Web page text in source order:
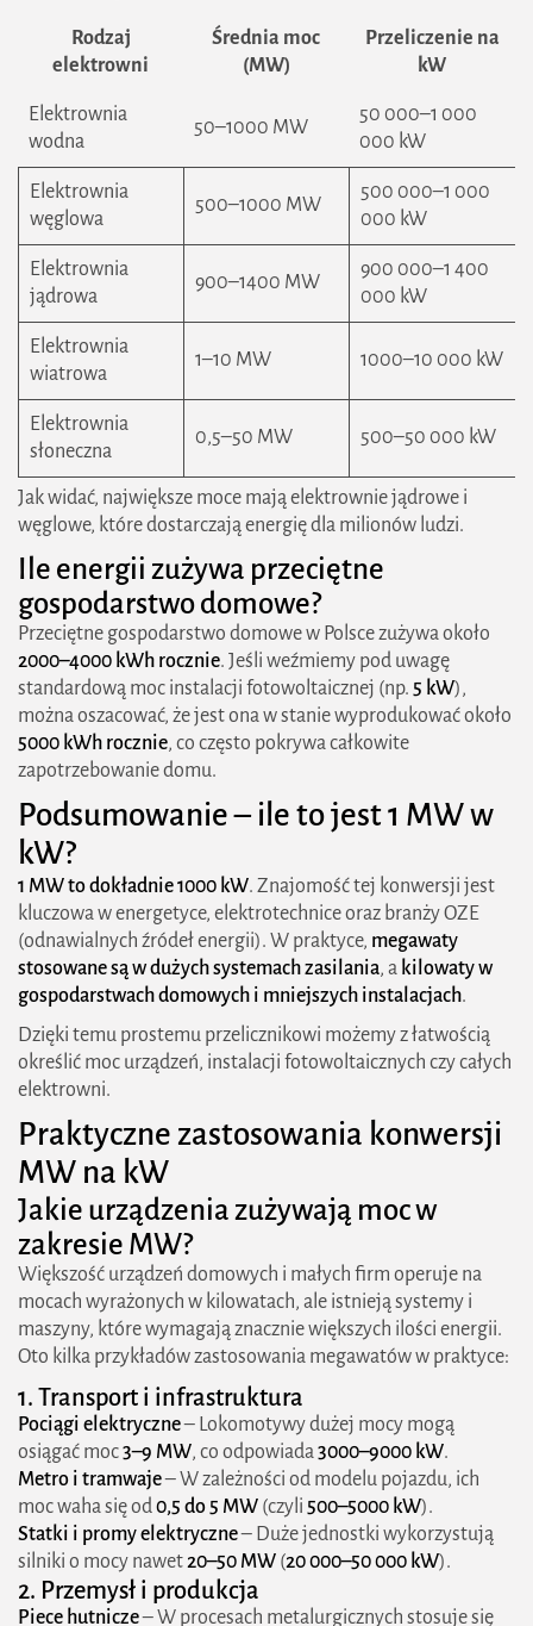
Rodzaj
elektrowni
Średnia moc
(MW)
Przeliczenie na
kW
Elektrownia
wodna
50–1000 MW
50 000–1 000
000 kW
Elektrownia
węglowa
500–1000 MW
500 000–1 000
000 kW
Elektrownia
jądrowa
900–1400 MW
900 000–1 400
000 kW
Elektrownia
wiatrowa
1–10 MW 1000–10 000 kW
Elektrownia
słoneczna
0,5–50 MW 500–50 000 kW
Jak widać, największe moce mają elektrownie jądrowe i
węglowe, które dostarczają energię dla milionów ludzi.
Ile energii zużywa przeciętne
gospodarstwo domowe?
Przeciętne gospodarstwo domowe w Polsce zużywa około
2000–4000 kWh rocznie. Jeśli weźmiemy pod uwagę
standardową moc instalacji fotowoltaicznej (np. 5 kW),
można oszacować, że jest ona w stanie wyprodukować około
5000 kWh rocznie, co często pokrywa całkowite
zapotrzebowanie domu.
Podsumowanie – ile to jest 1 MW w
kW?
1 MW to dokładnie 1000 kW. Znajomość tej konwersji jest
kluczowa w energetyce, elektrotechnice oraz branży OZE
(odnawialnych źródeł energii). W praktyce, megawaty
stosowane są w dużych systemach zasilania, a kilowaty w
gospodarstwach domowych i mniejszych instalacjach.
Dzięki temu prostemu przelicznikowi możemy z łatwością
określić moc urządzeń, instalacji fotowoltaicznych czy całych
elektrowni.
Praktyczne zastosowania konwersji
MW na kW
Jakie urządzenia zużywają moc w
zakresie MW?
Większość urządzeń domowych i małych firm operuje na
mocach wyrażonych w kilowatach, ale istnieją systemy i
maszyny, które wymagają znacznie większych ilości energii.
Oto kilka przykładów zastosowania megawatów w praktyce:
1. Transport i infrastruktura
Pociągi elektryczne– Lokomotywy dużej mocy mogą
osiągać moc3–9 MW, co odpowiada3000–9000 kW.
Metro i tramwaje– W zależności od modelu pojazdu, ich
moc waha się od0,5 do 5 MW (czyli 500–5000 kW).
Statki i promy elektryczne– Duże jednostki wykorzystują
silniki o mocy nawet20–50 MW (20 000–50 000 kW).
2. Przemysł i produkcja
Piece hutnicze– W procesach metalurgicznych stosuje się